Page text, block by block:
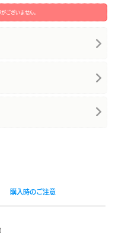
ございません。
購入時のご注意